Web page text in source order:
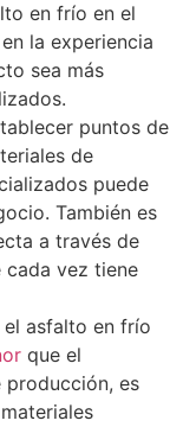
en frío en el
la experiencia
sea más
puntos de
de
puede
También es
a través de
cada vez tiene
el asfalto en frío
que el
es